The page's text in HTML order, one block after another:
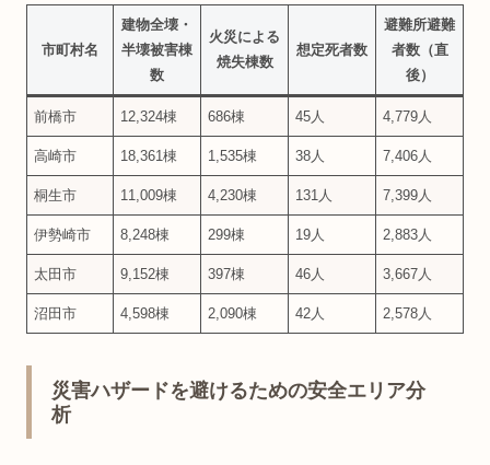
市町村名
建物全壊・
半壊被害棟
数
火災による
焼失棟数
想定死者数
避難所避難
者数（直
後）
前橋市 12,324棟 686棟 45人 4,779人
高崎市 18,361棟 1,535棟 38人 7,406人
桐生市 11,009棟 4,230棟 131人 7,399人
伊勢崎市 8,248棟 299棟 19人 2,883人
太田市 9,152棟 397棟 46人 3,667人
沼田市 4,598棟 2,090棟 42人 2,578人
災害ハザードを避けるための安全エリア分
析